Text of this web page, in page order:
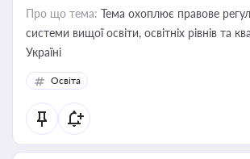
Про що тема: Тема охоплює правове
системи вищої освіти, освітніх рівнів та
Україні
Освіта